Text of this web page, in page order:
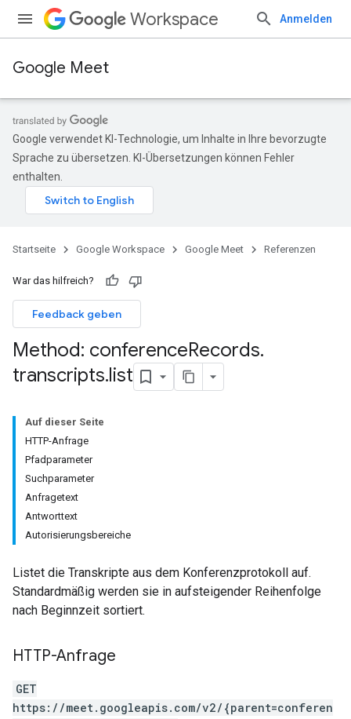
Workspace Anmelden
Google Meet
Google verwendet KI-Technologie, um Inhalte in Ihre bevorzugte
Sprache zu übersetzen. KI-Übersetzungen können Fehler
enthalten.
Startseite Google Workspace Google Meet Referenzen
War das hilfreich?
Feedback geben
Method: conferenceRecords.
transcripts.list
Auf dieser Seite
HTTP-Anfrage
Pfadparameter
Suchparameter
Anfragetext
Antworttext
Autorisierungsbereiche
Listet die Transkripte aus dem Konferenzprotokoll auf.
Standardmäßig werden sie in aufsteigender Reihenfolge
nach Beginnzeit sortiert.
HTTP-Anfrage
GET
https://meet.googleapis.com/v2/{parent=conferen